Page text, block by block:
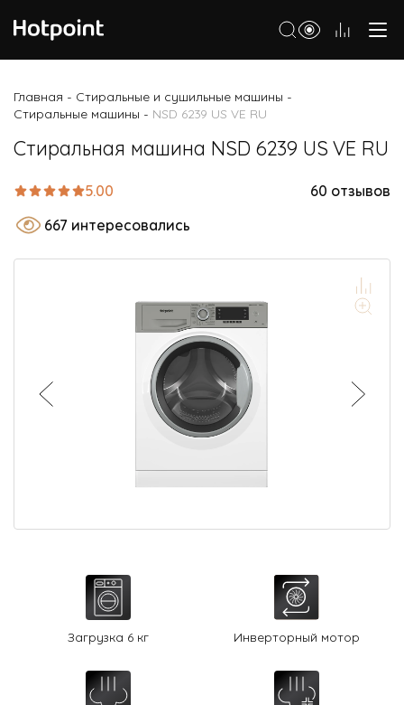
Морозильные камеры
Стиральные и сушильные машины
Посудомоечные машины
Варочные панели
Духовые шкафы
Микроволновые печи
Малая бытовая техника
8 800 3333 887
Главная - Стиральные и сушильные машины -
Стиральные машины - NSD 6239 US VE RU
Стиральная машина NSD 6239 US VE RU
5.00
60 отзывов
667 интересовались
Загрузка 6 кг Инверторный мотор